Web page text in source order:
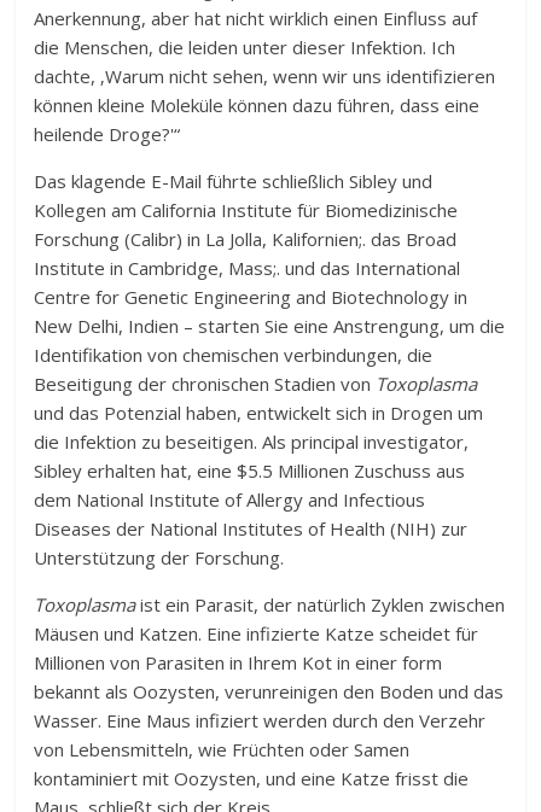
Anerkennung, aber hat nicht wirklich einen Einfluss auf
die Menschen, die leiden unter dieser Infektion. Ich
dachte, ‚Warum nicht sehen, wenn wir uns identifizieren
können kleine Moleküle können dazu führen, dass eine
heilende Droge?'“
Das klagende E-Mail führte schließlich Sibley und
Kollegen am California Institute für Biomedizinische
Forschung (Calibr) in La Jolla, Kalifornien;. das Broad
Institute in Cambridge, Mass;. und das International
Centre for Genetic Engineering and Biotechnology in
New Delhi, Indien – starten Sie eine Anstrengung, um die
Identifikation von chemischen verbindungen, die
Beseitigung der chronischen Stadien von Toxoplasma
und das Potenzial haben, entwickelt sich in Drogen um
die Infektion zu beseitigen. Als principal investigator,
Sibley erhalten hat, eine $5.5 Millionen Zuschuss aus
dem National Institute of Allergy and Infectious
Diseases der National Institutes of Health (NIH) zur
Unterstützung der Forschung.
Toxoplasmaist ein Parasit, der natürlich Zyklen zwischen
Mäusen und Katzen. Eine infizierte Katze scheidet für
Millionen von Parasiten in Ihrem Kot in einer form
bekannt als Oozysten, verunreinigen den Boden und das
Wasser. Eine Maus infiziert werden durch den Verzehr
von Lebensmitteln, wie Früchten oder Samen
kontaminiert mit Oozysten, und eine Katze frisst die
Maus, schließt sich der Kreis.